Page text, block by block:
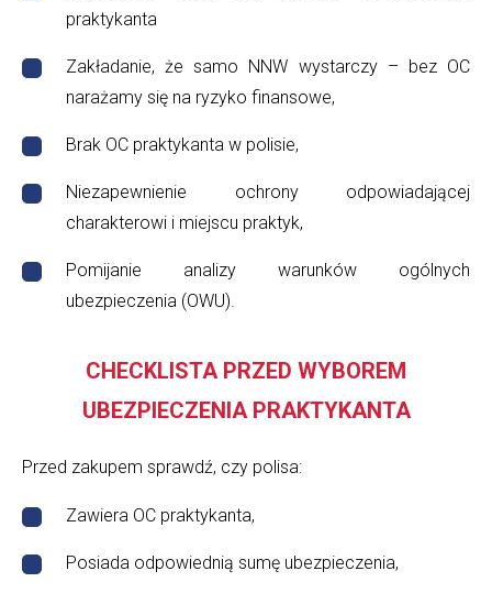
praktykanta
Zakładanie, że samo NNW wystarczy – bez OC
narażamy się na ryzyko finansowe,
Brak OC praktykanta w polisie,
Niezapewnienie ochrony odpowiadającej
charakterowi i miejscu praktyk,
Pomijanie analizy warunków ogólnych
ubezpieczenia (OWU).
CHECKLISTA PRZED WYBOREM
UBEZPIECZENIA PRAKTYKANTA
Przed zakupem sprawdź, czy polisa:
Zawiera OC praktykanta,
Posiada odpowiednią sumę ubezpieczenia,